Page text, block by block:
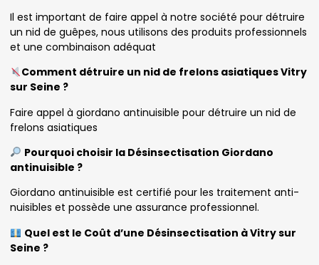
Il est important de faire appel à notre société pour détruire
un nid de guêpes, nous utilisons des produits professionnels
et une combinaison adéquat
Comment détruire un nid de frelons asiatiques Vitry
sur Seine ?
Faire appel à giordano antinuisible pour détruire un nid de
frelons asiatiques
Pourquoi choisir la Désinsectisation Giordano
antinuisible ?
Giordano antinuisible est certifié pour les traitement anti-
nuisibles et possède une assurance professionnel.
Quel est le Coût d’une Désinsectisation à Vitry sur
Seine ?